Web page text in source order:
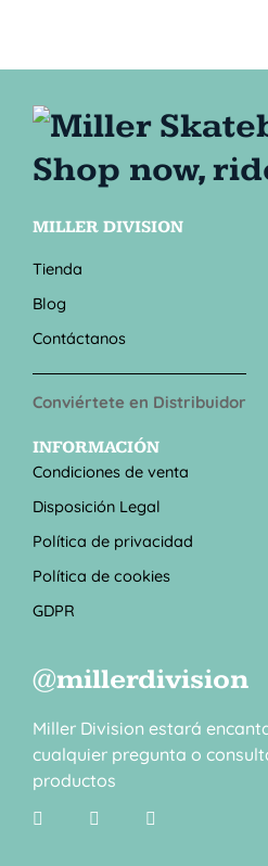
MILLER DIVISION
Tienda
Blog
Contáctanos
Conviértete en Distribuidor
INFORMACIÓN
Condiciones de venta
Disposición Legal
Política de privacidad
Política de cookies
GDPR
@millerdivision
Miller Division estará
cualquier pregunta o
productos